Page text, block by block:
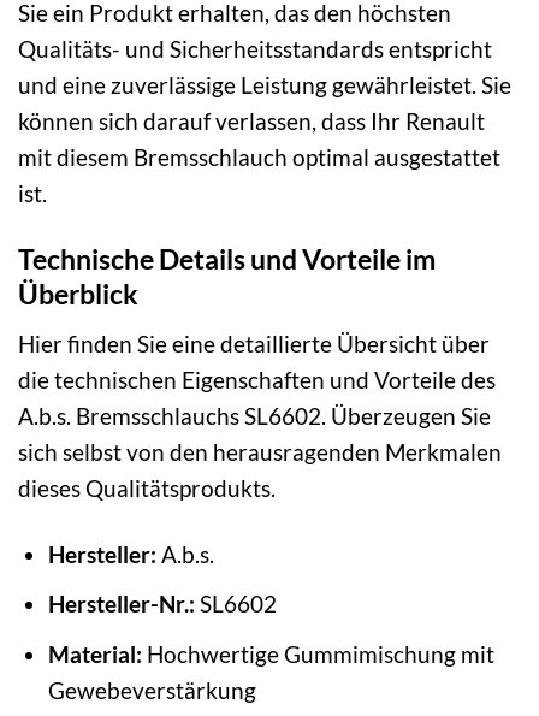
Sie ein Produkt erhalten, das den höchsten
Qualitäts- und Sicherheitsstandards entspricht
und eine zuverlässige Leistung gewährleistet. Sie
können sich darauf verlassen, dass Ihr Renault
mit diesem Bremsschlauch optimal ausgestattet
ist.
Technische Details und Vorteile im
Überblick
Hier finden Sie eine detaillierte Übersicht über
die technischen Eigenschaften und Vorteile des
A.b.s. Bremsschlauchs SL6602. Überzeugen Sie
sich selbst von den herausragenden Merkmalen
dieses Qualitätsprodukts.
Hersteller: A.b.s.
Hersteller-Nr.: SL6602
Material: Hochwertige Gummimischung mit
Gewebeverstärkung